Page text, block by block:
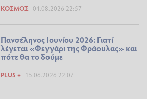
ΚΌΣΜΟΣ 04.08.2026 22:57
Πανσέληνος Ιουνίου 2026: Γιατί
λέγεται «Φεγγάρι της Φράουλας» και
πότε θα το δούμε
PLUS + 15.06.2026 22:07